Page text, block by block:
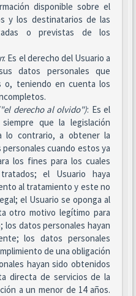
disponible sobre el
y los destinatarios de las
o previstas de los
: Es el derecho del Usuario a
datos personales que
o, teniendo en cuenta los
derecho al olvido"): Es el
que la legislación
lo contrario, a obtener la
cuando estos ya
los fines para los cuales
el Usuario haya
al tratamiento y este no
el Usuario se oponga al
otro motivo legítimo para
los datos personales hayan
los datos personales
de una obligación
hayan sido obtenidos
directa de servicios de la
a un menor de 14 años.